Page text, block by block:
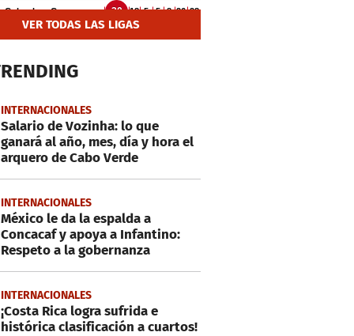
VER TODAS LAS LIGAS
INTERNACIONALES
Salario de Vozinha: lo que
ganará al año, mes, día y hora el
arquero de Cabo Verde
INTERNACIONALES
México le da la espalda a
Concacaf y apoya a Infantino:
Respeto a la gobernanza
INTERNACIONALES
¡Costa Rica logra sufrida e
histórica clasificación a cuartos!